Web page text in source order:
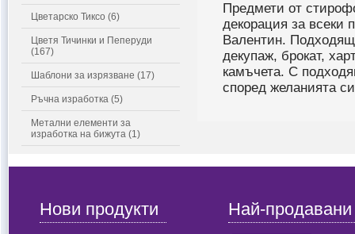
Цветарско Тиксо (6)
Цветя Тичинки и Пеперуди
(167)
Шаблони за изрязване (17)
Ръчна изработка (5)
Метални елементи за
изработка на бижута (1)
Предмети от
декорация за всеки
Валентин.
декупаж, брокат,
камъчета. С
според желанията
Нови продукти Най-продавани